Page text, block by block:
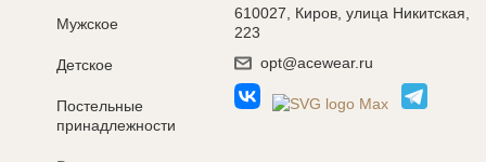
Мужское
Детское
Постельные
принадлежности
610027, Киров, улица Никитская,
223
opt@acewear.ru